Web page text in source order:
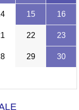
15 16
22 23
29 30